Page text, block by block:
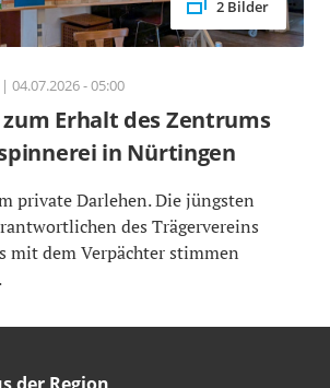
2 Bilder
| 04.07.2026 - 05:00
Erhalt des Zentrums
in Nürtingen
private Darlehen. Die jüngsten
des Trägervereins
mit dem Verpächter stimmen